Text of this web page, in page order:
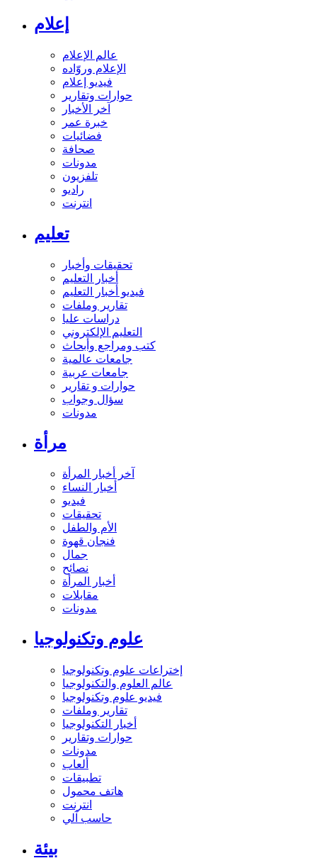
إعلام
عالم الإعلام
الإعلام وروّاده
فيديو إعلام
حوارات وتقارير
آخر الأخبار
خبرة عمر
فضائيات
صحافة
مدونات
تلفزيون
راديو
انترنت
تعليم
تحقيقات وأخبار
أخبار التعليم
فيديو أخبار التعليم
تقارير وملفات
دراسات عليا
التعليم الإلكتروني
كتب ومراجع وأبحاث
جامعات عالمية
جامعات عربية
حوارات و تقارير
سؤال وجواب
مدونات
مرأة
آخر أخبار المرأة
أخبار النساء
فيديو
تحقيقات
الأم والطفل
فنجان قهوة
جمال
نصائح
أخبار المرأة
مقابلات
مدونات
علوم وتكنولوجيا
إختراعات علوم وتكنولوجيا
عالم العلوم والتكنولوجيا
فيديو علوم وتكنولوجيا
تقارير وملفات
أخبار التكنولوجيا
حوارات وتقارير
مدونات
ألعاب
تطبيقات
هاتف محمول
انترنت
حاسب آلي
بيئة